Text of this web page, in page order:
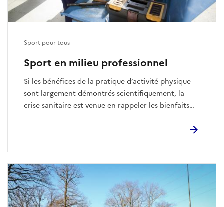
Sport en milieu professionnel
Si les bénéfices de la pratique d’activité physique
sont largement démontrés scientifiquement, la
crise sanitaire est venue en rappeler les bienfaits
Sport pour tous